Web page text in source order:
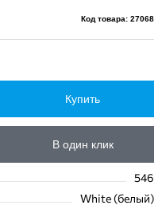
Код товара: 27068
Купить
В один клик
546
White (белый)